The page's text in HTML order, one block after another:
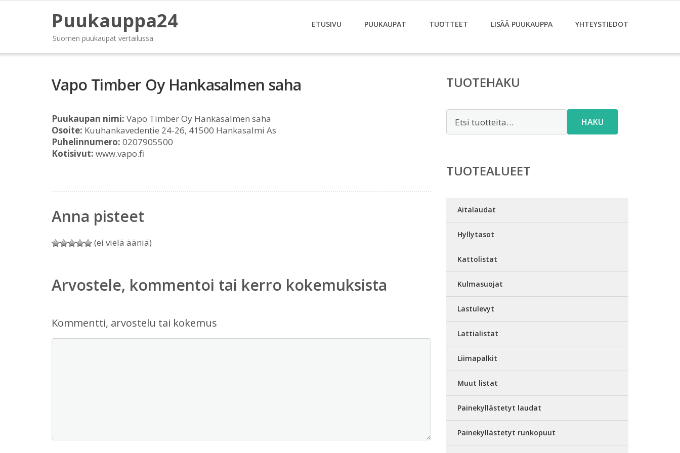
Puukauppa24
Suomen puukaupat vertailussa
ETUSIVU PUUKAUPAT TUOTTEET LISÄÄ PUUKAUPPA YHTEYSTIEDOT
Vapo Timber Oy Hankasalmen saha
Puukaupan nimi: Vapo Timber Oy Hankasalmen saha
Osoite: Kuuhankavedentie 24-26, 41500 Hankasalmi As
Puhelinnumero: 0207905500
Kotisivut: www.vapo.fi
Anna pisteet
(ei vielä ääniä)
Arvostele, kommentoi tai kerro kokemuksista
Kommentti, arvostelu tai kokemus
TUOTEHAKU
HAKU
TUOTEALUEET
Aitalaudat
Hyllytasot
Kattolistat
Kulmasuojat
Lastulevyt
Lattialistat
Liimapalkit
Muut listat
Painekyllästetyt laudat
Painekyllästetyt runkopuut